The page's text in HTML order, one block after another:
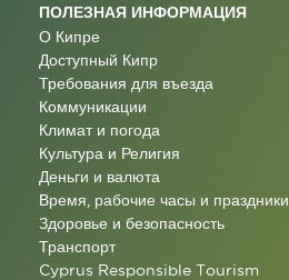
ПОЛЕЗНАЯ ИНФОРМАЦИЯ
О Кипре
Доступный Кипр
Требования для въезда
Коммуникации
Климат и погода
Культура и Религия
Деньги и валюта
Время, рабочие часы и праздники
Здоровье и безопасность
Транспорт
Cyprus Responsible Tourism